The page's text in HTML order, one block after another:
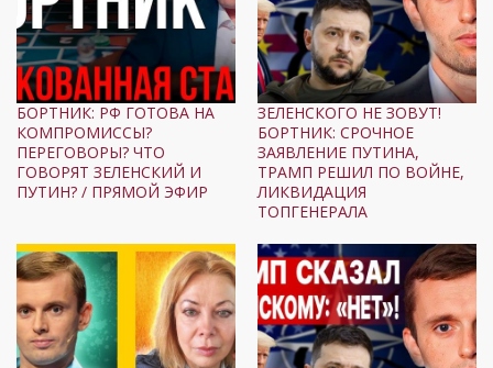
БОРТНИК: РФ ГОТОВА НА
КОМПРОМИССЫ?
ПЕРЕГОВОРЫ? ЧТО
ГОВОРЯТ ЗЕЛЕНСКИЙ И
ПУТИН? / ПРЯМОЙ ЭФИР
ЗЕЛЕНСКОГО НЕ ЗОВУТ!
БОРТНИК: СРОЧНОЕ
ЗАЯВЛЕНИЕ ПУТИНА,
ТРАМП РЕШИЛ ПО ВОЙНЕ,
ЛИКВИДАЦИЯ
ТОПГЕНЕРАЛА